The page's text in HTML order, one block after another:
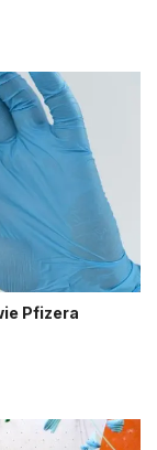
Pfizera